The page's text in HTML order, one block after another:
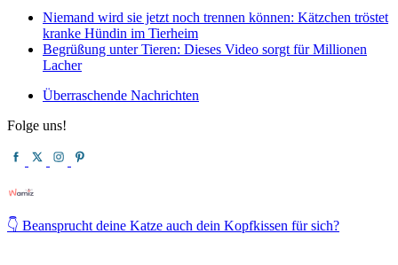
Niemand wird sie jetzt noch trennen können: Kätzchen tröstet
kranke Hündin im Tierheim
Begrüßung unter Tieren: Dieses Video sorgt für Millionen
Lacher
Überraschende Nachrichten
Folge uns!
👇 Beansprucht deine Katze auch dein Kopfkissen für sich?